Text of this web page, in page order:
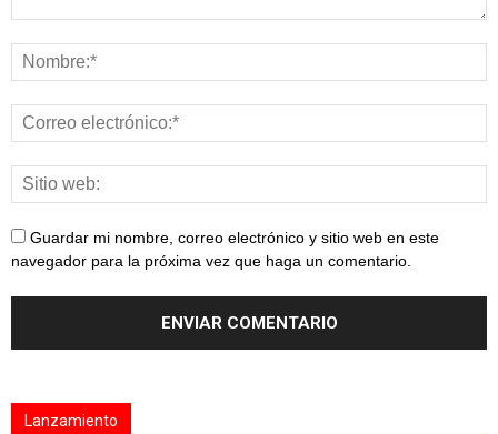
Guardar mi nombre, correo electrónico y sitio web en este
navegador para la próxima vez que haga un comentario.
Lanzamiento